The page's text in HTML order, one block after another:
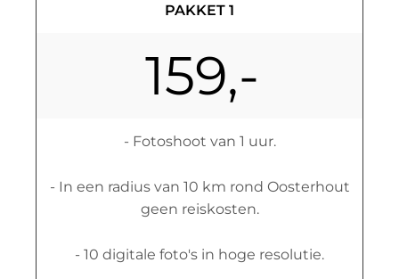
PAKKET 1
159,-
- Fotoshoot van 1 uur.
- In een radius van 10 km rond Oosterhout
geen reiskosten.
- 10 digitale foto's in hoge resolutie.